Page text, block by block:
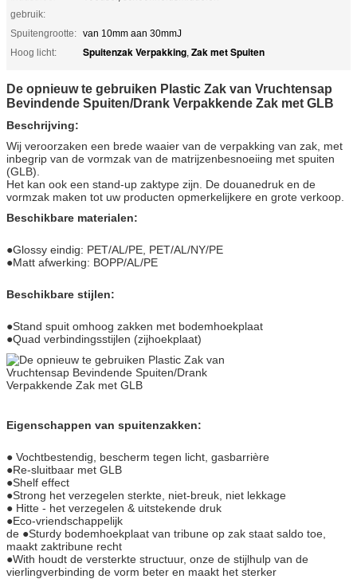
gebruik:
Spuitengrootte: van 10mm aan 30mmJ
Hoog licht:
Spuitenzak Verpakking, Zak met Spuiten
De opnieuw te gebruiken Plastic Zak van Vruchtensap
Bevindende Spuiten/Drank Verpakkende Zak met GLB
Beschrijving:
Wij veroorzaken een brede waaier van de verpakking van zak, met
inbegrip van de vormzak van de matrijzenbesnoeiing met spuiten
(GLB).
Het kan ook een stand-up zaktype zijn. De douanedruk en de
vormzak maken tot uw producten opmerkelijkere en grote verkoop.
Beschikbare materialen:
●Glossy eindig: PET/AL/PE, PET/AL/NY/PE
●Matt afwerking: BOPP/AL/PE
Beschikbare stijlen:
●Stand spuit omhoog zakken met bodemhoekplaat
●Quad verbindingsstijlen (zijhoekplaat)
Eigenschappen van spuitenzakken:
● Vochtbestendig, bescherm tegen licht, gasbarrière
●Re-sluitbaar met GLB
●Shelf effect
●Strong het verzegelen sterkte, niet-breuk, niet lekkage
● Hitte - het verzegelen & uitstekende druk
●Eco-vriendschappelijk
de ●Sturdy bodemhoekplaat van tribune op zak staat saldo toe,
maakt zaktribune recht
●With houdt de versterkte structuur, onze de stijlhulp van de
vierlingverbinding de vorm beter en maakt het sterker